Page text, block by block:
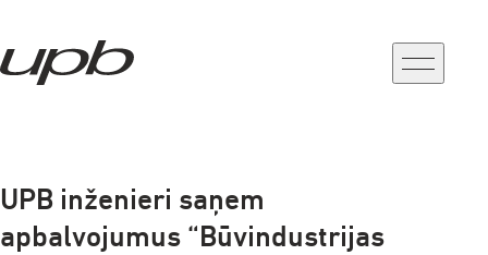
UPB inženieri saņem
apbalvojumus “Būvindustrijas